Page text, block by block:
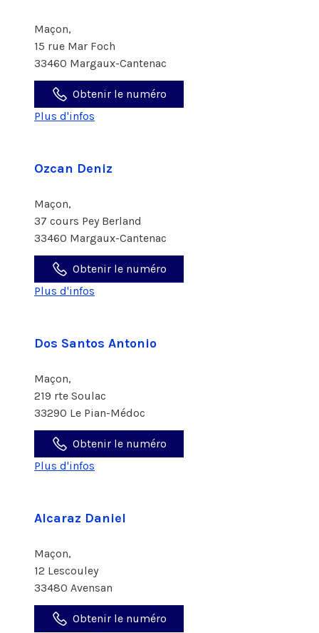
Maçon,
15 rue Mar Foch
33460 Margaux-Cantenac
Obtenir le numéro
Plus d'infos
Ozcan Deniz
Maçon,
37 cours Pey Berland
33460 Margaux-Cantenac
Obtenir le numéro
Plus d'infos
Dos Santos Antonio
Maçon,
219 rte Soulac
33290 Le Pian-Médoc
Obtenir le numéro
Plus d'infos
Alcaraz Daniel
Maçon,
12 Lescouley
33480 Avensan
Obtenir le numéro